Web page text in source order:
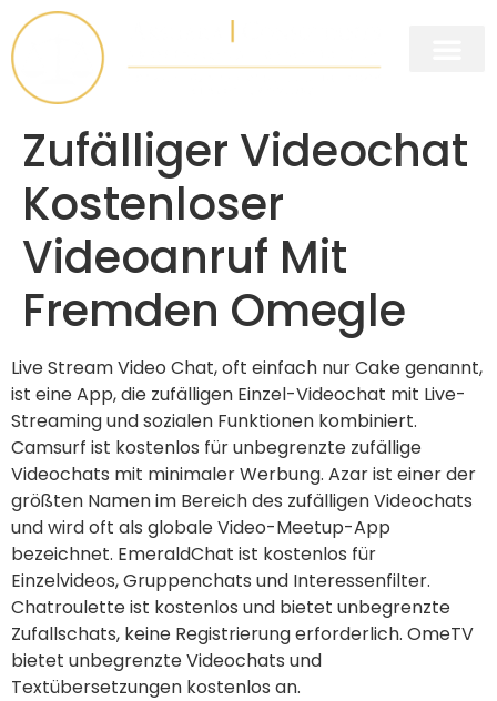
Zufälliger Videochat
Kostenloser
Videoanruf Mit
Fremden Omegle
Live Stream Video Chat, oft einfach nur Cake genannt,
ist eine App, die zufälligen Einzel-Videochat mit Live-
Streaming und sozialen Funktionen kombiniert.
Camsurf ist kostenlos für unbegrenzte zufällige
Videochats mit minimaler Werbung. Azar ist einer der
größten Namen im Bereich des zufälligen Videochats
und wird oft als globale Video-Meetup-App
bezeichnet. EmeraldChat ist kostenlos für
Einzelvideos, Gruppenchats und Interessenfilter.
Chatroulette ist kostenlos und bietet unbegrenzte
Zufallschats, keine Registrierung erforderlich. OmeTV
bietet unbegrenzte Videochats und
Textübersetzungen kostenlos an.